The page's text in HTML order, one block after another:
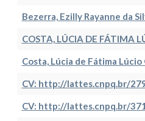
Bezerra, Ezilly Rayanne da
COSTA, LÚCIA DE FÁTIMA
Costa, Lúcia de Fátima Lúcio
CV: http://lattes.cnpq.br/
CV: http://lattes.cnpq.br/